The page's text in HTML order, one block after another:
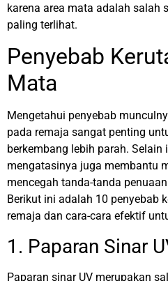
karena area mata adalah salah
paling terlihat.
Penyebab
Mata
Mengetahui penyebab
pada remaja sangat penting
berkembang lebih parah. Selain
mengatasinya juga membantu
mencegah tanda-tanda
Berikut ini adalah 10 penyebab
remaja dan cara-cara efektif
1. Paparan Sinar
Paparan sinar UV merupakan